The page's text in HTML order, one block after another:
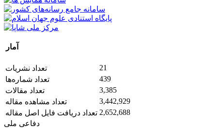
آمار
تعداد نشریات
21
تعداد شماره‌ها
439
تعداد مقالات
3,385
تعداد مشاهده مقاله
3,442,929
تعداد دریافت فایل اصل مقاله 2,652,688
دفاعی ملی